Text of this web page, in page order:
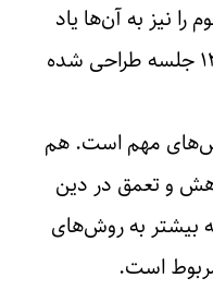
نیز به آن‌ها یاد
می‌دهیم که برای شروع، ۱۲ جلسه طراحی شده
مهم است. هم
و تعمق در دین
به روش‌های
است.